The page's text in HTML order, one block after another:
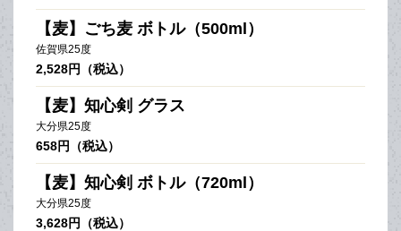
【麦】ごち麦 ボトル（500ml）
佐賀県25度
2,528円（税込）
【麦】知心剣 グラス
大分県25度
658円（税込）
【麦】知心剣 ボトル（720ml）
大分県25度
3,628円（税込）